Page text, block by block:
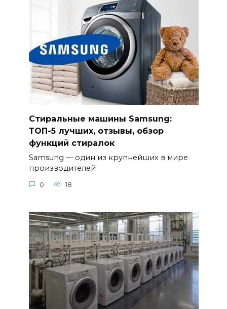
Стиральные машины Samsung:
ТОП-5 лучших, отзывы, обзор
функций стиралок
Samsung — один из крупнейших в мире
производителей
0 18